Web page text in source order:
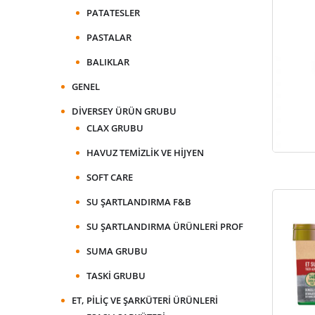
PATATESLER
PASTALAR
BALIKLAR
GENEL
DIVERSEY ÜRÜN GRUBU
CLAX GRUBU
HAVUZ TEMIZLIK VE HIJYEN
SOFT CARE
SU ŞARTLANDIRMA F&B
SU ŞARTLANDIRMA ÜRÜNLERI PROF
SUMA GRUBU
TASKI GRUBU
ET, PILIÇ VE ŞARKÜTERI ÜRÜNLERI